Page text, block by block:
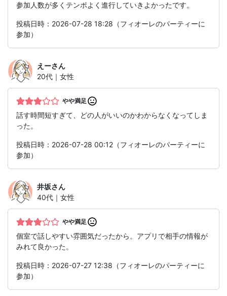
参加人数が多くテンポよく進行していきよかったです。
投稿日時：2026-07-28 18:28（フィオーレのパーティーに
参加）
えーさん
20代｜女性
やや満足
話す時間短すぎて、どの人がいいのかわからなくなってしま
った。
投稿日時：2026-07-28 00:12（フィオーレのパーティーに
参加）
井坂さん
40代｜女性
やや満足
個室で話しやすい雰囲気だったから。アプリで相手の情報が
みれて良かった。
投稿日時：2026-07-27 12:38（フィオーレのパーティーに
参加）